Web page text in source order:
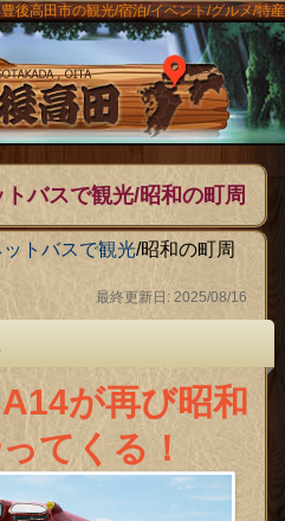
豊後高田市の観光/宿泊/イベント/グルメ/特産
The豊後
バスで観光/昭和の町周
トバスで観光/昭和の町周
最終更新日: 2025/08/16
が再び昭和
てくる！